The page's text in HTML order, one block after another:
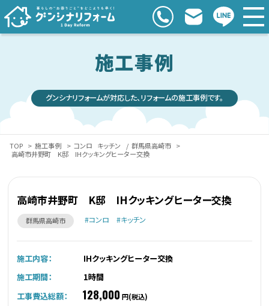
施工事例
グンシナリフォームが対応した、リフォームの施工事例です。
TOP > 施工事例 > コンロ キッチン / 群馬県高崎市 >
高崎市井野町 K邸 IHクッキングヒーター交換
高崎市井野町 K邸 IHクッキングヒーター交換
群馬県高崎市 コンロ キッチン
施工内容：
IHクッキングヒーター交換
施工期間：
1時間
工事費込総額：
128,000 円(税込)